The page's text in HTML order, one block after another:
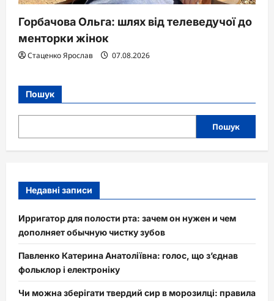
Горбачова Ольга: шлях від телеведучої до
менторки жінок
Стаценко Ярослав 07.08.2026
Пошук
Пошук
Недавні записи
Ирригатор для полости рта: зачем он нужен и чем
дополняет обычную чистку зубов
Павленко Катерина Анатоліївна: голос, що з’єднав
фольклор і електроніку
Чи можна зберігати твердий сир в морозилці: правила